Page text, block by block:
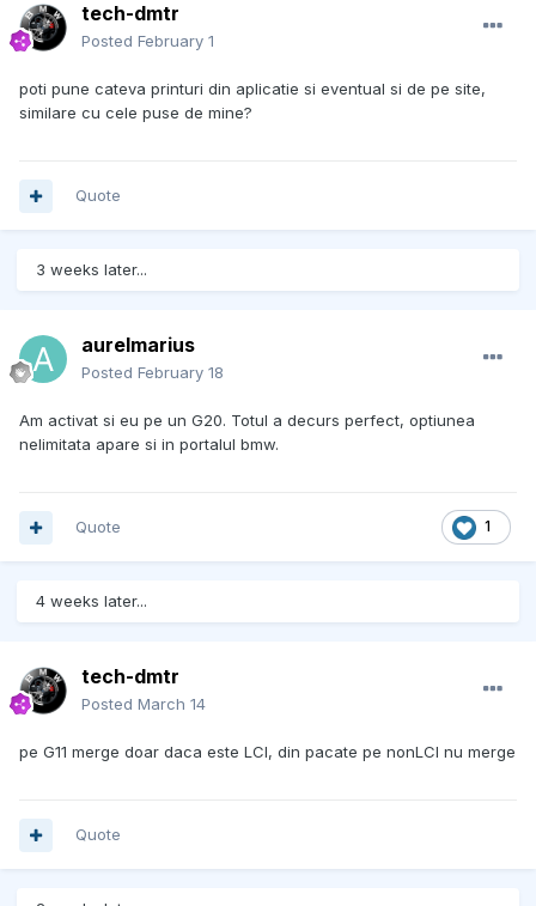
tech-dmtr
Posted February 1
poti pune cateva printuri din aplicatie si eventual si de pe site,
similare cu cele puse de mine?
Quote
3 weeks later...
aurelmarius
Posted February 18
Am activat si eu pe un G20. Totul a decurs perfect, optiunea
nelimitata apare si in portalul bmw.
1
Quote
4 weeks later...
tech-dmtr
Posted March 14
pe G11 merge doar daca este LCI, din pacate pe nonLCI nu merge
Quote